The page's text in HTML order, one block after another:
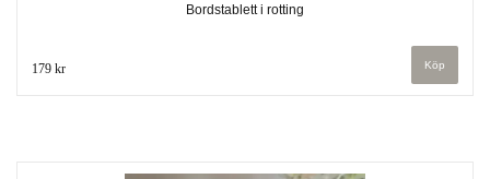
Bordstablett i rotting
179 kr